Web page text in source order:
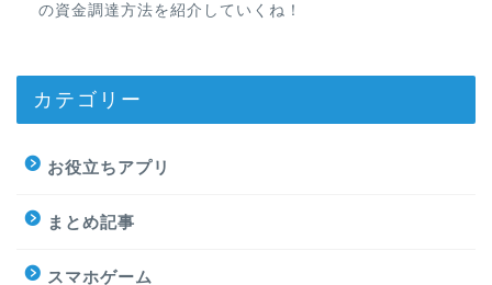
の資金調達方法を紹介していくね！
カテゴリー
お役立ちアプリ
まとめ記事
スマホゲーム